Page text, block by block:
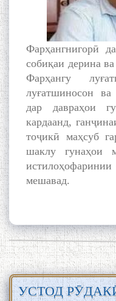
Фарҳангнигорӣ
собиқаи дерина
Фарҳангу
луғатшиносон
дар давраҳои
кардаанд,
тоҷикӣ маҳсуб
шаклу гунаҳои
истилоҳофаринии
мешавад.
УСТОД